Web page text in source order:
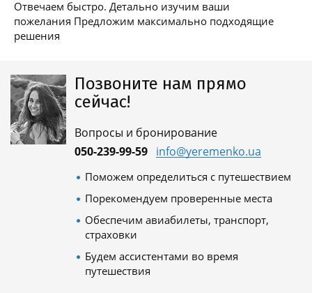
Отвечаем быстро. Детально изучим ваши
пожелания Предложим максимально подходящие
решения
Позвоните нам прямо
сейчас!
Вопросы и бронирование
050-239-99-59 info@yeremenko.ua
Поможем определиться с путешествием
Порекомендуем проверенные места
Обеспечим авиабилеты, транспорт,
страховки
Будем ассистентами во время
путешествия